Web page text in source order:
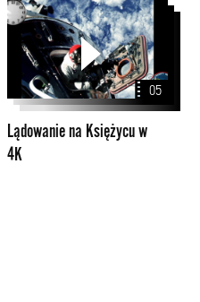
Lądowanie
Księżycu
05
Lądowanie na Księżycu w
4K